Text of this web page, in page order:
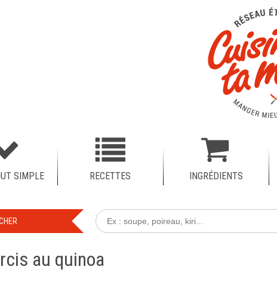
SIMPLE RECETTES INGRÉDIENTS
au quinoa